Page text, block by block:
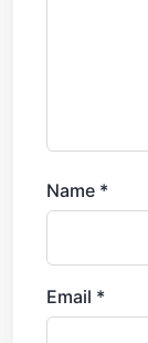
Name *
Email *